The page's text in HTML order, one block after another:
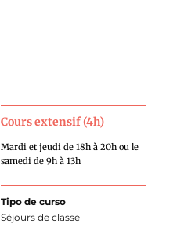
Cours extensif (4h)
Mardi et jeudi de 18h à 20h ou le
samedi de 9h à 13h
Tipo de curso
Séjours de classe